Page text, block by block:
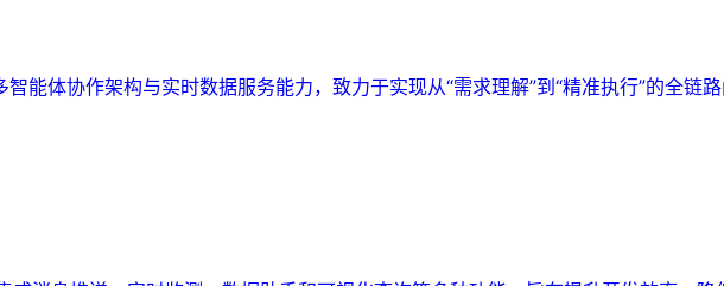
能体协作架构与实时数据服务能力，致力于实现从“需求理解”到“精准执行”的全链